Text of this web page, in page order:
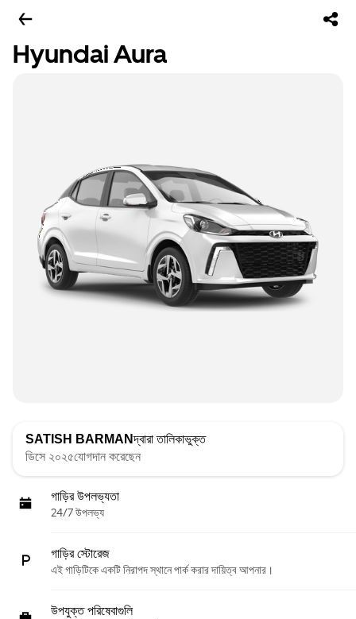
Hyundai Aura
SATISH BARMANদ্বারা তালিকাভুক্ত
ডিসে ২০২৫যোগদান করেছেন
গাড়ির উপলভ্যতা
24/7 উপলভ্য
গাড়ির স্টোরেজ
এই গাড়িটিকে একটি নিরাপদ স্থানে পার্ক করার দায়িত্ব আপনার।
উপযুক্ত পরিষেবাগুলি